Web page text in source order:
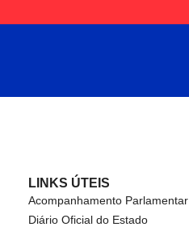
LINKS ÚTEIS
Acompanhamento Parlamentar
Diário Oficial do Estado